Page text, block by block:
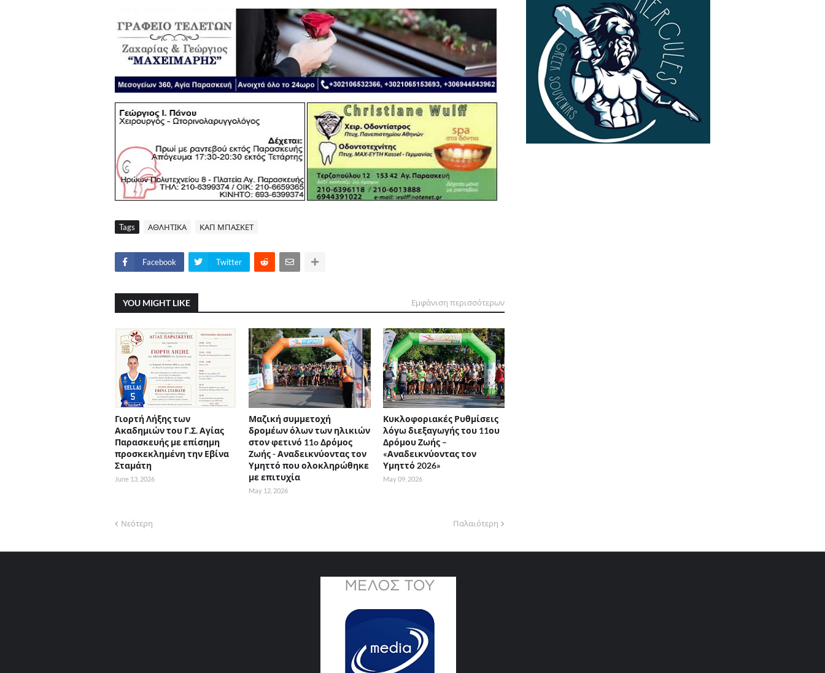
Tags ΑΘΛΗΤΙΚΑ ΚΑΠ ΜΠΑΣΚΕΤ
Facebook Twitter
YOU MIGHT LIKE Εμφάνιση περισσότερων
Γιορτή Λήξης των
Ακαδημιών του Γ.Σ. Αγίας
Παρασκευής με επίσημη
προσκεκλημένη την Εβίνα
Σταμάτη
June 13, 2026
Μαζική συμμετοχή
δρομέων όλων των ηλικιών
στον φετινό 11o Δρόμος
Ζωής - Αναδεικνύοντας τον
Υμηττό που ολοκληρώθηκε
με επιτυχία
May 12, 2026
Κυκλοφοριακές Ρυθμίσεις
λόγω διεξαγωγής του 11ου
Δρόμου Ζωής –
«Αναδεικνύοντας τον
Υμηττό 2026»
May 09, 2026
Νεότερη Παλαιότερη